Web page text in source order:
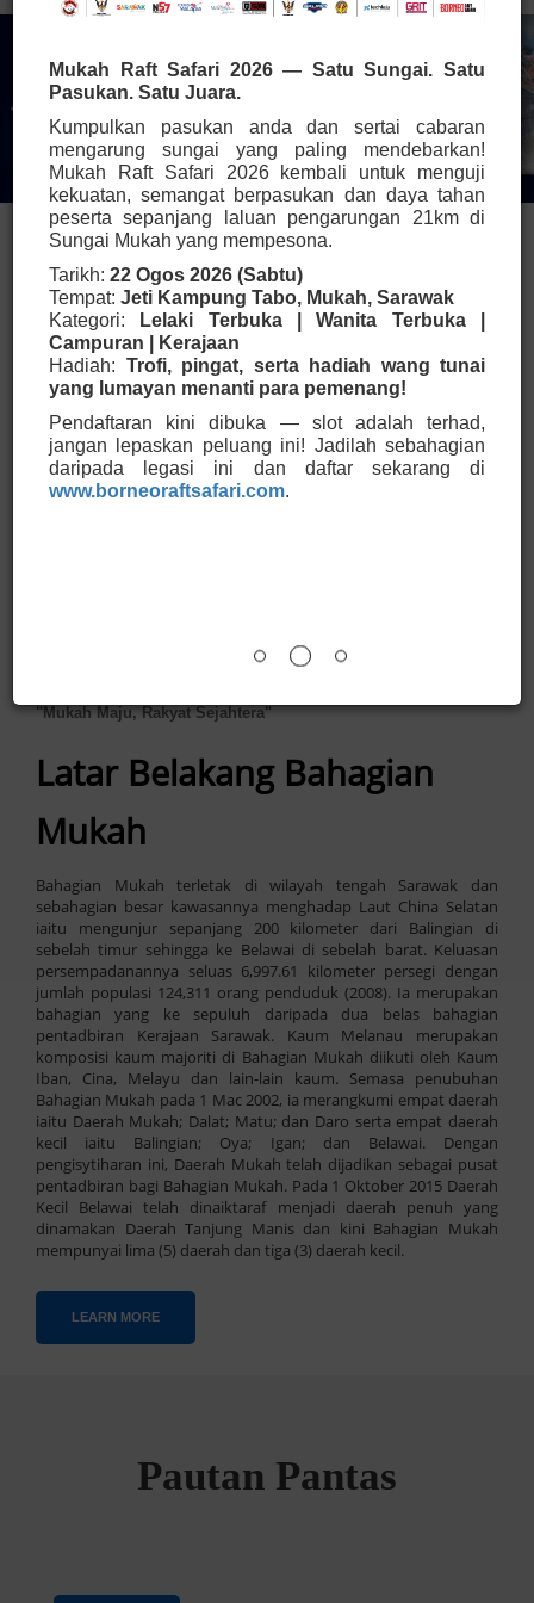
Mukah Raft Safari 2026 — Satu Sungai. Satu
Pasukan. Satu Juara.
Kumpulkan pasukan anda dan sertai cabaran
mengarung sungai yang paling mendebarkan!
Mukah Raft Safari 2026 kembali untuk menguji
kekuatan, semangat berpasukan dan daya tahan
peserta sepanjang laluan pengarungan 21km di
Sungai Mukah yang mempesona.
Tarikh: 22 Ogos 2026 (Sabtu)
Tempat: Jeti Kampung Tabo, Mukah, Sarawak
Kategori:
Lelaki Terbuka | Wanita Terbuka |
Campuran | Kerajaan
Hadiah: Trofi, pingat, serta hadiah wang tunai
yang lumayan menanti para pemenang!
Pendaftaran kini dibuka — slot adalah terhad,
jangan lepaskan peluang ini! Jadilah sebahagian
daripada legasi ini dan daftar sekarang di
www.borneoraftsafari.com.
Selamat Datang ke Portal Rasmi
"Mukah Maju, Rakyat Sejahtera"
Latar Belakang Bahagian
Mukah
Bahagian Mukah terletak di wilayah tengah Sarawak dan
sebahagian besar kawasannya menghadap Laut China Selatan
iaitu mengunjur sepanjang 200 kilometer dari Balingian di
sebelah timur sehingga ke Belawai di sebelah barat. Keluasan
persempadanannya seluas 6,997.61 kilometer persegi dengan
jumlah populasi 124,311 orang penduduk (2008). Ia merupakan
bahagian yang ke sepuluh daripada dua belas bahagian
pentadbiran Kerajaan Sarawak. Kaum Melanau merupakan
komposisi kaum majoriti di Bahagian Mukah diikuti oleh Kaum
Iban, Cina, Melayu dan lain-lain kaum. Semasa penubuhan
Bahagian Mukah pada 1 Mac 2002, ia merangkumi empat daerah
iaitu Daerah Mukah; Dalat; Matu; dan Daro serta empat daerah
kecil iaitu Balingian; Oya; Igan; dan Belawai. Dengan
pengisytiharan ini, Daerah Mukah telah dijadikan sebagai pusat
pentadbiran bagi Bahagian Mukah. Pada 1 Oktober 2015 Daerah
Kecil Belawai telah dinaiktaraf menjadi daerah penuh yang
dinamakan Daerah Tanjung Manis dan kini Bahagian Mukah
mempunyai lima (5) daerah dan tiga (3) daerah kecil.
LEARN MORE
Pautan Pantas